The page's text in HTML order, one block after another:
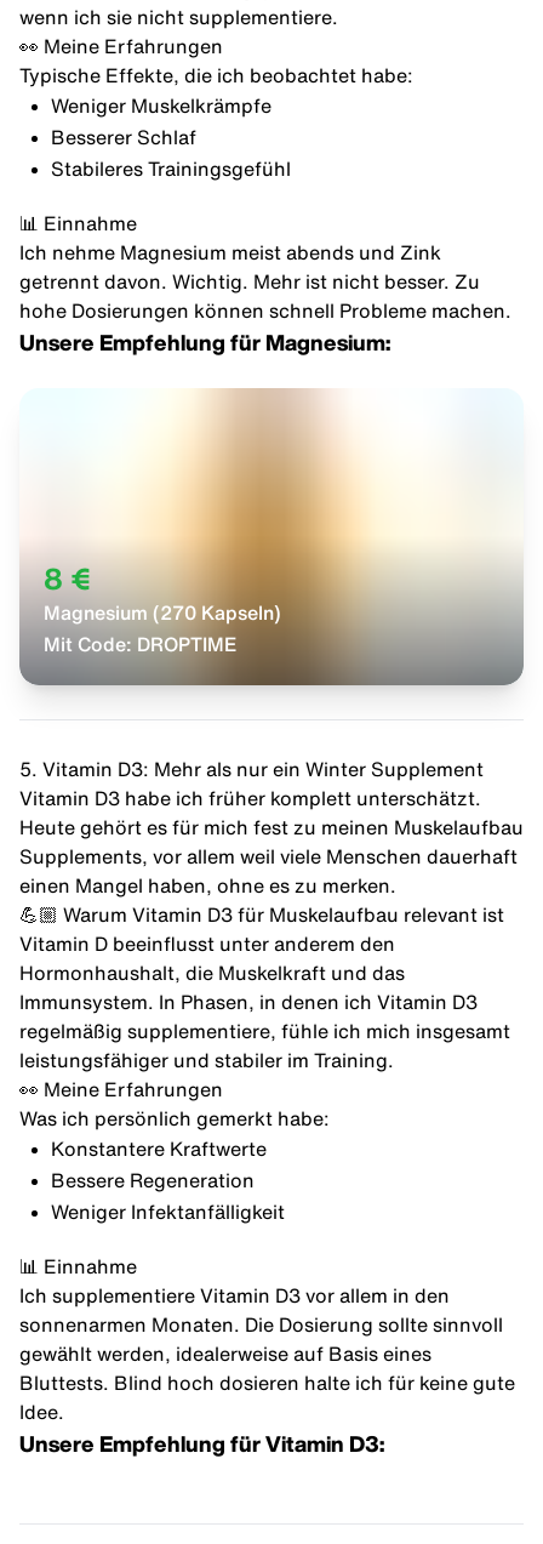
wenn ich sie nicht supplementiere.
👀 Meine Erfahrungen
Typische Effekte, die ich beobachtet habe:
Weniger Muskelkrämpfe
Besserer Schlaf
Stabileres Trainingsgefühl
📊 Einnahme
Ich nehme Magnesium meist abends und Zink
getrennt davon. Wichtig. Mehr ist nicht besser. Zu
hohe Dosierungen können schnell Probleme machen.
Unsere Empfehlung für Magnesium:
8 €
Magnesium (270 Kapseln)
Mit Code: DROPTIME
5. Vitamin D3: Mehr als nur ein Winter Supplement
Vitamin D3 habe ich früher komplett unterschätzt.
Heute gehört es für mich fest zu meinen Muskelaufbau
Supplements, vor allem weil viele Menschen dauerhaft
einen Mangel haben, ohne es zu merken.
💪🏼 Warum Vitamin D3 für Muskelaufbau relevant ist
Vitamin D beeinflusst unter anderem den
Hormonhaushalt, die Muskelkraft und das
Immunsystem. In Phasen, in denen ich Vitamin D3
regelmäßig supplementiere, fühle ich mich insgesamt
leistungsfähiger und stabiler im Training.
👀 Meine Erfahrungen
Was ich persönlich gemerkt habe:
Konstantere Kraftwerte
Bessere Regeneration
Weniger Infektanfälligkeit
📊 Einnahme
Ich supplementiere Vitamin D3 vor allem in den
sonnenarmen Monaten. Die Dosierung sollte sinnvoll
gewählt werden, idealerweise auf Basis eines
Bluttests. Blind hoch dosieren halte ich für keine gute
Idee.
Unsere Empfehlung für Vitamin D3: